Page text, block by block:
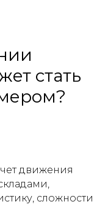
стать
движения
сложности